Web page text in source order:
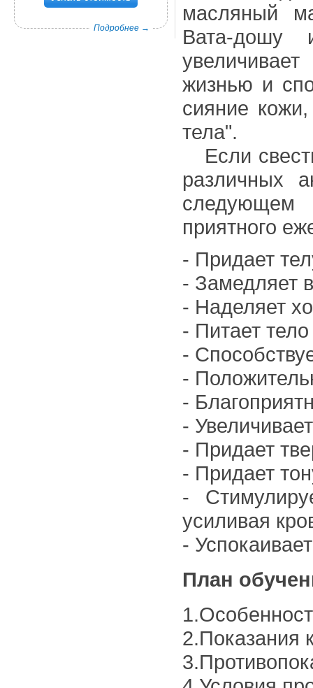
Подробнее →
масляный
Вата-дошу
жизнью и
сияние
тела".
Если
различных
следующем
приятного
- Придает
- Замедляет
- Наделяет
- Питает тело
-
-
-
-
- Придает
- Придает
-
усиливая
-
План
2.Показания